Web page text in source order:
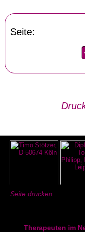
Seite:
Seite drucken ...
Therapeuten im